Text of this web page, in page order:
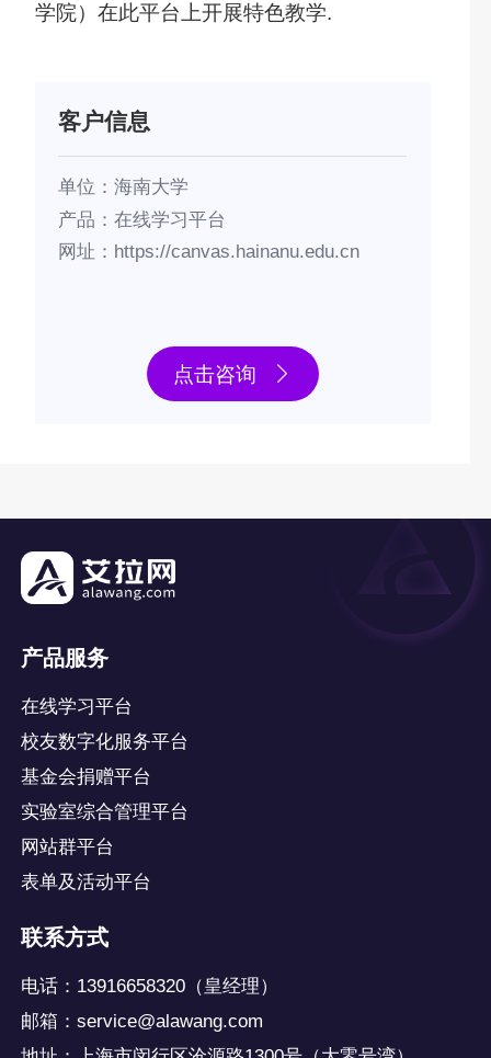
学院）在此平台上开展特色教学.
客户信息
单位：海南大学
产品：在线学习平台
网址： https://canvas.hainanu.edu.cn
点击咨询
产品服务
在线学习平台
校友数字化服务平台
基金会捐赠平台
实验室综合管理平台
网站群平台
表单及活动平台
联系方式
电话：13916658320（皇经理）
邮箱：service@alawang.com